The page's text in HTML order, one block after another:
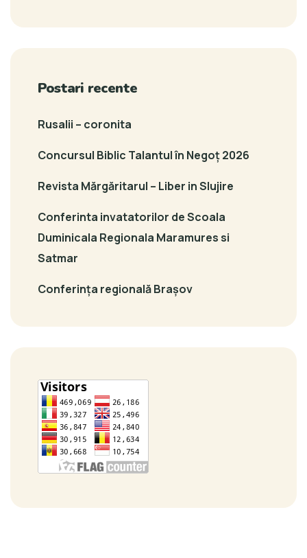
Postari recente
Rusalii – coronita
Concursul Biblic Talantul în Negoț 2026
Revista Mărgăritarul – Liber in Slujire
Conferinta invatatorilor de Scoala
Duminicala Regionala Maramures si
Satmar
Conferința regională Brașov